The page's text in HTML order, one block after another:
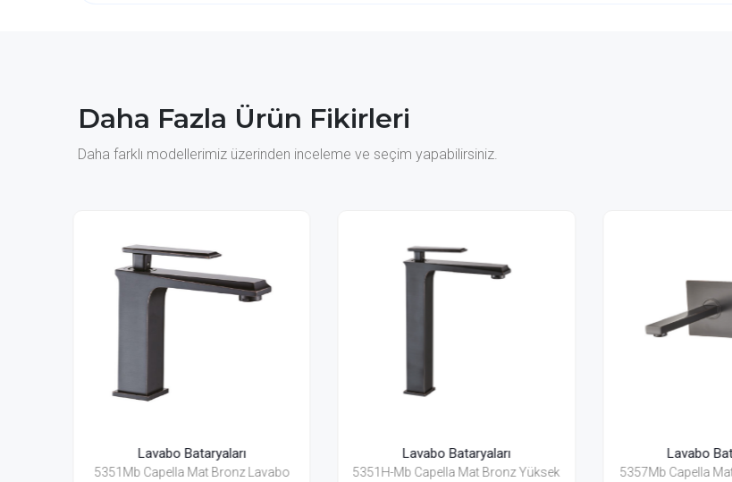
Daha Fazla Ürün Fikirleri
Daha farklı modellerimiz üzerinden inceleme ve seçim yapabilirsiniz.
Lavabo Bataryaları
5351H-Mb Capella Mat Bronz Yüksek
Lavabo Bataryaları
5357Mb Capella Mat Bronz Ankastre
Lavabo
5351Bh-Mb